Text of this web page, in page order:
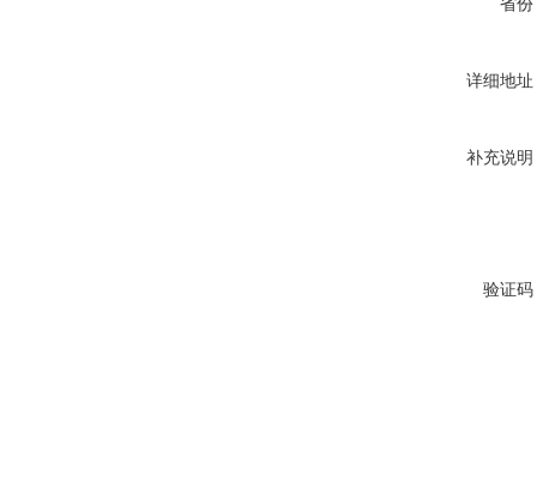
详细地址
补充说明
验证码